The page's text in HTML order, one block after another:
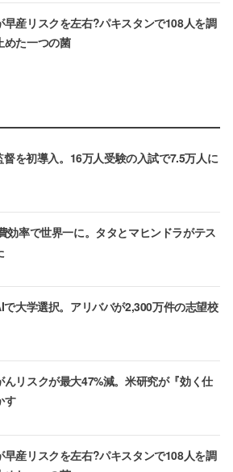
早産リスクを左右?パキスタンで108人を調
めた一つの菌
を初導入。16万人受験の入試で7.5万人に
効率で世界一に。タタとマヒンドラがテス
大学選択。アリババが2,300万件の志望校
んリスクが最大47%減。米研究が『効く仕
す
早産リスクを左右?パキスタンで108人を調